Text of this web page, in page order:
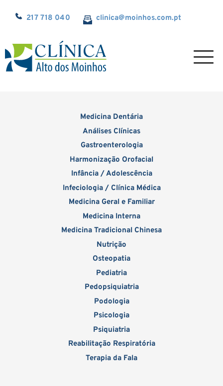
217 718 040 clinica@moinhos.com.pt
Medicina Dentária
Análises Clínicas
Gastroenterologia
Harmonização Orofacial
Infância / Adolescência
Infeciologia / Clínica Médica
Medicina Geral e Familiar
Medicina Interna
Medicina Tradicional Chinesa
Nutrição
Osteopatia
Pediatria
Pedopsiquiatria
Podologia
Psicologia
Psiquiatria
Reabilitação Respiratória
Terapia da Fala